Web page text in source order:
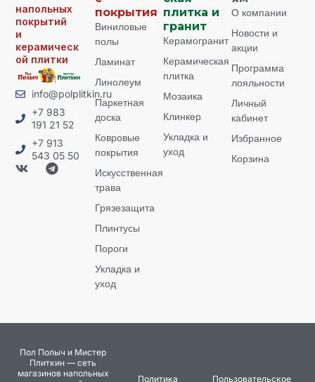
напольных
покрытий
и
керамическ
ой плитки
info@polplitkin.ru
+7 983
191 21 52
+7 913
543 05 50
покрытия
Виниловые
полы
Ламинат
Линолеум
Паркетная
доска
Ковровые
покрытия
Искусственная
трава
Грязезащита
Плинтусы
Пороги
Укладка и
уход
плитка и
гранит
Керамогранит
Керамическая
плитка
Мозаика
Клинкер
Укладка и
уход
О компании
Новости и
акции
Программа
лояльности
Личный
кабинет
Избранное
Корзина
Пол Полыч и Мистер
Плиткин — сеть
магазинов напольных
Политика Пользовательское